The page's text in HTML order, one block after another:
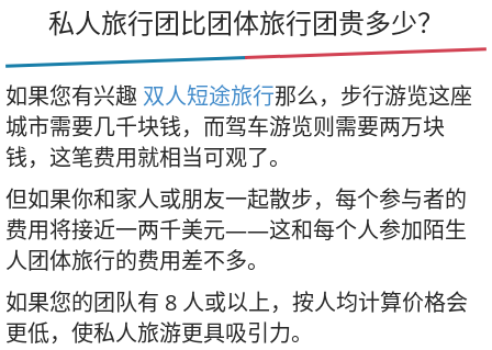
私人旅行团比团体旅行团贵多少？
如果您有兴趣 双人短途旅行那么，步行游览这座
城市需要几千块钱，而驾车游览则需要两万块
钱，这笔费用就相当可观了。
但如果你和家人或朋友一起散步，每个参与者的
费用将接近一两千美元——这和每个人参加陌生
人团体旅行的费用差不多。
如果您的团队有 8 人或以上，按人均计算价格会
更低，使私人旅游更具吸引力。